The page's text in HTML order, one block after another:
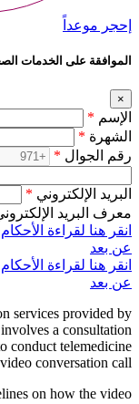
إحجر موعداً
الموافقة على الخدمات
×
الإسم *
الشهرة *
رقم الجوال *
البريد الإلكتروني *
معرف البريد
انقر هنا لقراءة
عن بعد
انقر هنا لقراءة
عن بعد
services provided by
a consultation
conduct telemedicine
conversation call.
on how the video